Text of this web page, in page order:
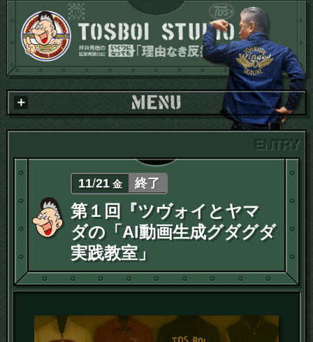
11/21 金 終了
第１回『ツヴォイとヤマ
ダの「AI動画生成グダグダ
実践教室」